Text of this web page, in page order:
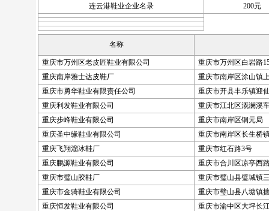
连云港鞋业企业名录 200元
名称
重庆市万州区老皮匠鞋业有限公司
重庆市万州区白岩路
重庆南岸雅士达皮鞋厂
重庆市南岸区涂山镇
重庆市勇华鞋业有限责任公司
重庆市开县丰乐镇迎
重庆利发鞋业有限公司
重庆市江北区溉澜溪
重庆步峰鞋业有限公司
重庆市南岸区铜元局
重庆圣中缘鞋业有限公司
重庆市南岸区长生桥
重庆飞翔溜冰鞋厂
重庆市红石路3号
重庆鹏源鞋业有限公司
重庆市合川区凉亭西
重庆市璧山胶鞋厂
重庆市璧山县璧城镇
重庆市金骑鞋业有限公司
重庆市璧山县八塘镇
重庆恒发鞋业有限公司
重庆市渝中区大坪长